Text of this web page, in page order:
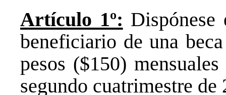
Artículo 1º:
beneficiario de una
pesos ($150)
segundo cuatrimestre de